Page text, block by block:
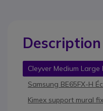
Description
Cleyver Medium
Samsung BE65FX-H
Kimex support mural